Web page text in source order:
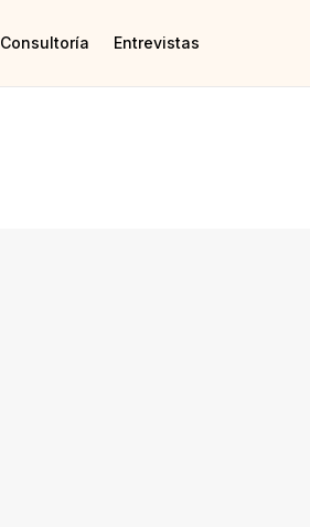
Consultoría Entrevistas